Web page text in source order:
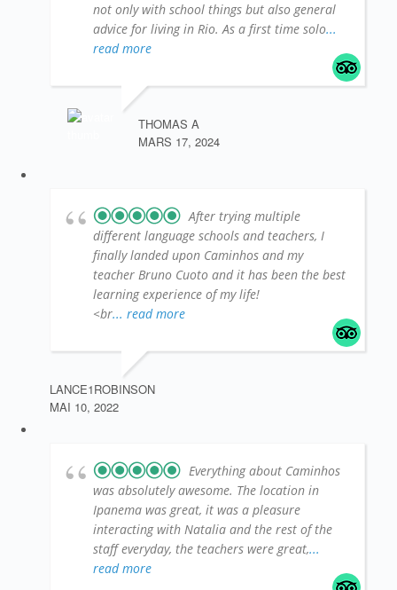
not only with school things but also general
advice for living in Rio. As a first time solo...
read more
THOMAS A
MARS 17, 2024
After trying multiple
different language schools and teachers, I
finally landed upon Caminhos and my
teacher Bruno Cuoto and it has been the best
learning experience of my life!
<br... read more
LANCE1ROBINSON
MAI 10, 2022
Everything about Caminhos
was absolutely awesome. The location in
Ipanema was great, it was a pleasure
interacting with Natalia and the rest of the
staff everyday, the teachers were great,...
read more